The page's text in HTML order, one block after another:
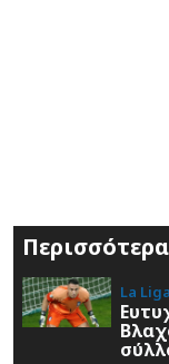
La Liga